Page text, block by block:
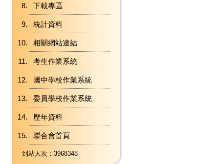
下載專區
統計資料
相關網站連結
考生作業系統
國中學校作業系統
委員學校作業系統
歷年資料
聯合會首頁
到站人次：3968348